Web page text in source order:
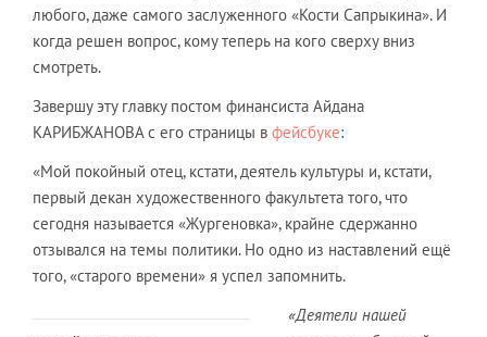
любого, даже самого заслуженного «Кости Сапрыкина». И
когда решен вопрос, кому теперь на кого сверху вниз
смотреть.
Завершу эту главку постом финансиста Айдана
КАРИБЖАНОВА с его страницы в фейсбуке:
«Мой покойный отец, кстати, деятель культуры и, кстати,
первый декан художественного факультета того, что
сегодня называется «Жургеновка», крайне сдержанно
отзывался на темы политики. Но одно из наставлений ещё
того, «старого времени» я успел запомнить.
«Деятели нашей